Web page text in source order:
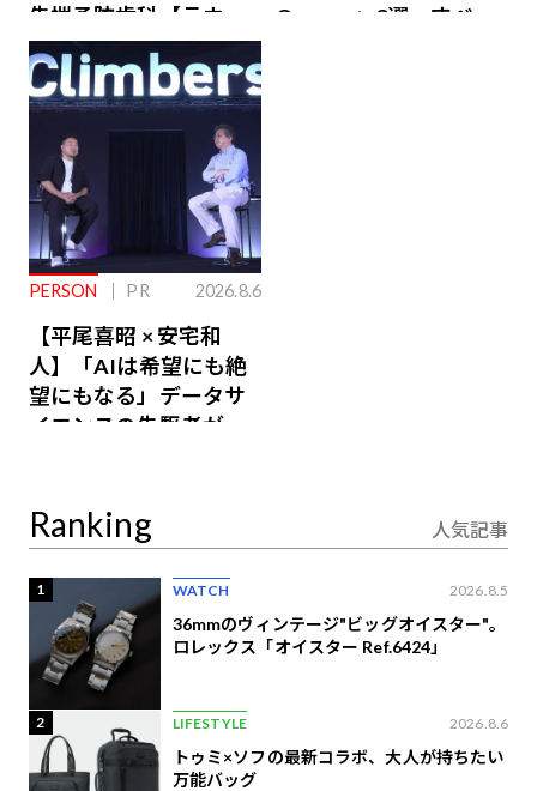
先端予防歯科【ラウン
ジ会員特典あり】
Owners」3選。すべて
PERSON PR 2026.8.6
【平尾喜昭 × 安宅和
人】「AIは希望にも絶
望にもなる」データサ
イエンスの先駆者が語
Ranking 人気記事
1 WATCH 2026.8.5
36mmのヴィンテージ"ビッグオイスター"。
ロレックス「オイスター Ref.6424」
2 LIFESTYLE 2026.8.6
トゥミ×ソフの最新コラボ、大人が持ちたい
万能バッグ